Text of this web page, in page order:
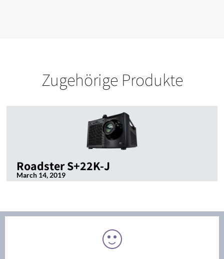
Zugehörige Produkte
Roadster S+22K-J
March 14, 2019